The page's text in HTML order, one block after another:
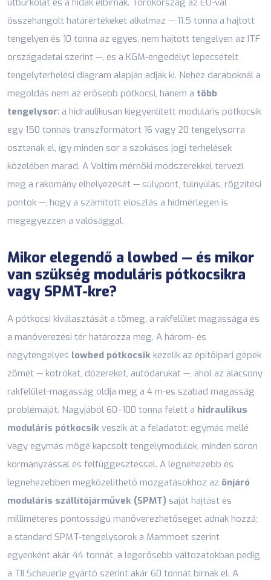
összehangolt határértékeket alkalmaz — 11.5 tonna a hajtott
tengelyen és 10 tonna az egyes, nem hajtott tengelyen az ITF
országadatai szerint —, és a KGM-engedélyt lepecsételt
tengelyterhelési diagram alapján adják ki. Nehéz daraboknál a
megoldás nem az erősebb pótkocsi, hanem a több
tengelysor: a hidraulikusan kiegyenlített moduláris pótkocsik
egy 150 tonnás transzformátort 16 vagy 20 tengelysorra
osztanak el, így minden sor a szokásos jogi terhelések
közelében marad. A Voltim mérnöki módszerekkel tervezi
meg a rakomány elhelyezését — súlypont, túlnyúlás, rögzítési
pontok —, hogy a számított eloszlás a hídmérlegen is
megegyezzen a valósággal.
Mikor elegendő a lowbed — és mikor
van szükség moduláris pótkocsikra
vagy SPMT-kre?
A pótkocsi kiválasztását a tömeg, a rakfelület magassága és
a manőverezési tér határozza meg. A három- és
négytengelyes lowbed pótkocsik kezelik az építőipari gépek
zömét — kotrókat, dózereket, autódarukat —, ahol az alacsony
rakfelület-magasság oldja meg a 4 m-es szabad magasság
problémáját. Nagyjából 60–100 tonna felett a hidraulikus
moduláris pótkocsik veszik át a feladatot: egymás mellé
vagy egymás mögé kapcsolt tengelymodulok, minden soron
kormányzással és felfüggesztéssel. A legnehezebb és
legnehezebben megközelíthető mozgatásokhoz az önjáró
moduláris szállítójárművek (SPMT) saját hajtást és
milliméteres pontosságú manőverezhetőséget adnak hozzá;
a standard SPMT-tengelysorok a Mammoet szerint
egyenként akár 44 tonnát, a legerősebb változatokban pedig
a TII Scheuerle gyártó szerint akár 60 tonnát bírnak el. A